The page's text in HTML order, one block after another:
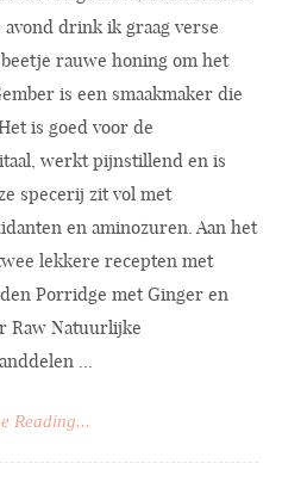
drink ik graag verse
rauwe honing om het
is een smaakmaker die
is goed voor de
werkt pijnstillend en is
specerij zit vol met
en aminozuren. Aan het
lekkere recepten met
Porridge met Ginger en
Raw Natuurlijke
...
Reading...